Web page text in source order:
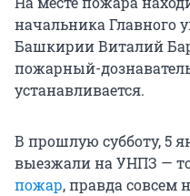
начальника Главного
Башкирии Виталий
пожарный-
устанавливается.
В прошлую субботу, 5
выезжали на УНПЗ —
пожар, правда совсем